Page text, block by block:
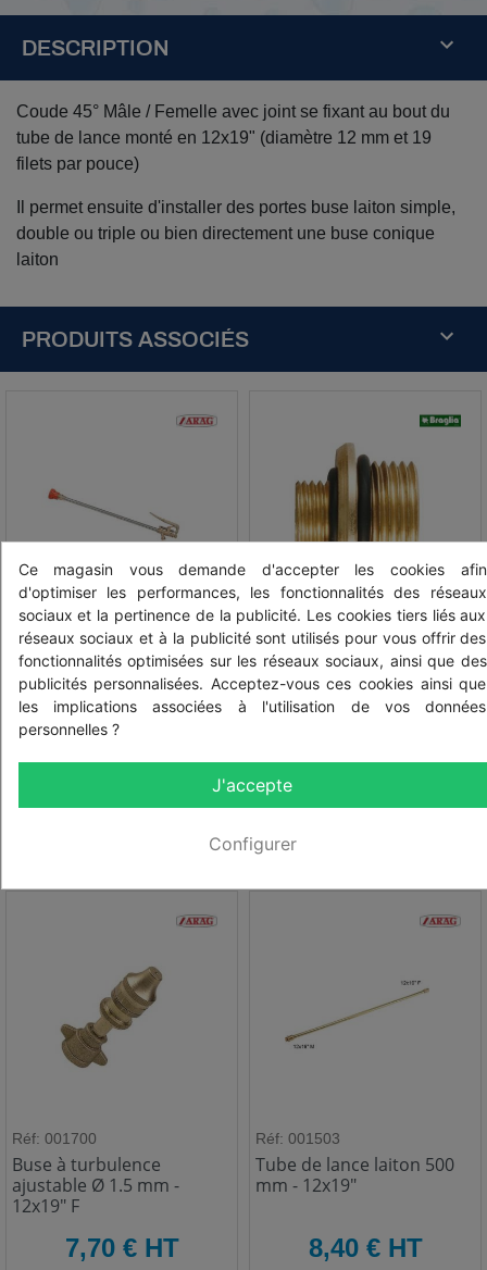
DESCRIPTION
Coude 45° Mâle / Femelle avec joint se fixant au bout du
tube de lance monté en 12x19" (diamètre 12 mm et 19
filets par pouce)
Il permet ensuite d'installer des portes buse laiton simple,
double ou triple ou bien directement une buse conique
laiton
PRODUITS ASSOCIÉS
Réf: 001121C
Lance pulvérisation 600
mm - 40 bars - avec
Venturi
HT
Réf: 3015095
Mamelon réduit M/M
12x19 - 1/2" BSP laiton
TTC
Réf: 001700
Buse à turbulence
ajustable Ø 1.5 mm -
12x19" F
7,70 € HT
Réf: 001503
Tube de lance laiton 500
mm - 12x19"
8,40 € HT
Ce magasin vous demande d'accepter les cookies afin
d'optimiser les performances, les fonctionnalités des réseaux
sociaux et la pertinence de la publicité. Les cookies tiers liés aux
réseaux sociaux et à la publicité sont utilisés pour vous offrir des
fonctionnalités optimisées sur les réseaux sociaux, ainsi que des
publicités personnalisées. Acceptez-vous ces cookies ainsi que
les implications associées à l'utilisation de vos données
personnelles ?
J'accepte
Configurer